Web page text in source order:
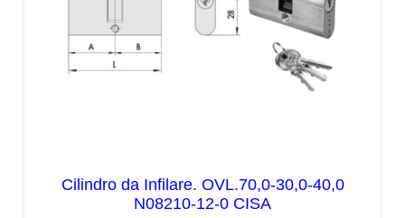
Cilindro da Infilare. OVL.70,0-30,0-40,0
N08210-12-0 CISA